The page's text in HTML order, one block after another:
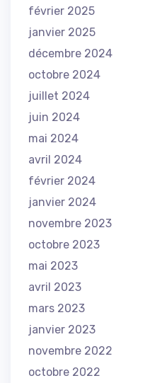
février 2025
janvier 2025
décembre 2024
octobre 2024
juillet 2024
juin 2024
mai 2024
avril 2024
février 2024
janvier 2024
novembre 2023
octobre 2023
mai 2023
avril 2023
mars 2023
janvier 2023
novembre 2022
octobre 2022